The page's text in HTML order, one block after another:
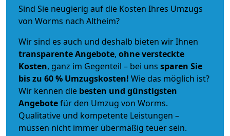
Sind Sie neugierig auf die Kosten Ihres Umzugs
von Worms nach Altheim?
Wir sind es auch und deshalb bieten wir Ihnen
transparente Angebote, ohne versteckte
Kosten, ganz im Gegenteil – bei uns sparen Sie
bis zu 60 % Umzugskosten! Wie das möglich ist?
Wir kennen die besten und günstigsten
Angebotefür den Umzug von Worms.
Qualitative und kompetente Leistungen –
müssen nicht immer übermäßig teuer sein.